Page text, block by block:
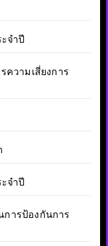
จำปี
ความเสี่ยงการ
จำปี
การป้องกันการ